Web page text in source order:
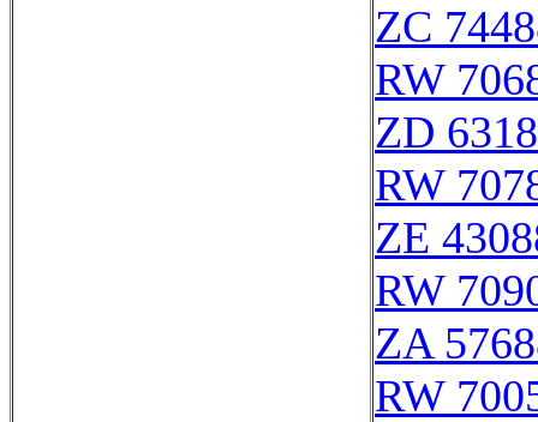
ZC
RW
ZD
RW
ZE
RW
ZA
RW